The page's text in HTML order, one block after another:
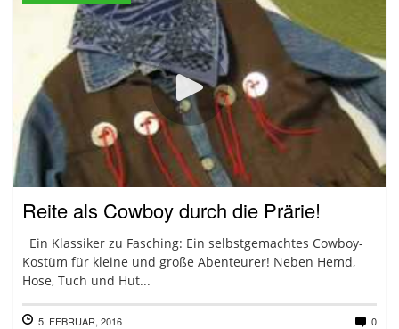
Reite als Cowboy durch die Prärie!
Ein Klassiker zu Fasching: Ein selbstgemachtes Cowboy-
Kostüm für kleine und große Abenteurer! Neben Hemd,
Hose, Tuch und Hut...
5. FEBRUAR, 2016 0